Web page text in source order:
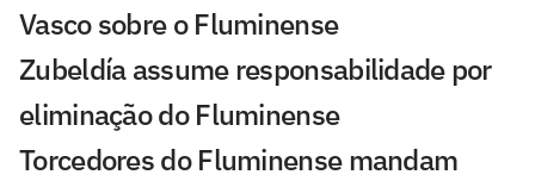
Vasco sobre o Fluminense
Zubeldía assume responsabilidade por
eliminação do Fluminense
Torcedores do Fluminense mandam